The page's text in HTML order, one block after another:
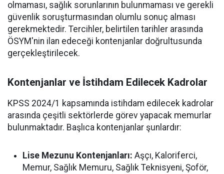
olmaması, sağlık sorunlarının bulunmaması ve gerekli
güvenlik soruşturmasından olumlu sonuç alması
gerekmektedir. Tercihler, belirtilen tarihler arasında
ÖSYM'nin ilan edeceği kontenjanlar doğrultusunda
gerçekleştirilecek.
Kontenjanlar ve İstihdam Edilecek Kadrolar
KPSS 2024/1 kapsamında istihdam edilecek kadrolar
arasında çeşitli sektörlerde görev yapacak memurlar
bulunmaktadır. Başlıca kontenjanlar şunlardır:
Lise Mezunu Kontenjanları: Aşçı, Kaloriferci,
Memur, Sağlık Memuru, Sağlık Teknisyeni, Şoför,